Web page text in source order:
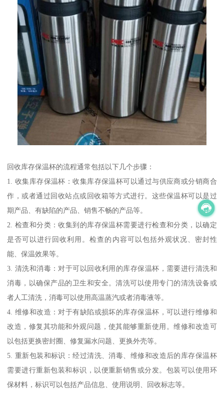
回收库存保温杯的流程通常包括以下几个步骤：
1. 收集库存保温杯：收集库存保温杯可以通过与供应商或分销商合
作，或者通过回收站点或回收箱等方式进行。这些保温杯可以是过
期产品、有缺陷的产品、销售不畅的产品等。
2. 检查和分类：收集到的库存保温杯需要进行检查和分类，以确定
是否可以进行回收利用。检查的内容可以包括外观状况、密封性
能、保温效果等。
3. 清洗和消毒：对于可以回收利用的库存保温杯，需要进行清洗和
消毒，以确保产品的卫生和安全。清洗可以使用专门的清洗设备或
者人工清洗，消毒可以使用高温蒸汽或者消毒液等。
4. 维修和改造：对于有缺陷或损坏的库存保温杯，可以进行维修和
改造，修复其功能和外观问题，使其能够重新使用。维修和改造可
以包括更换密封圈、修复漏水问题、更换外壳等。
5. 重新包装和标识：经过清洗、消毒、维修和改造后的库存保温杯
需要进行重新包装和标识，以便重新销售或分发。包装可以使用环
保材料，标识可以包括产品信息、使用说明、回收标志等。